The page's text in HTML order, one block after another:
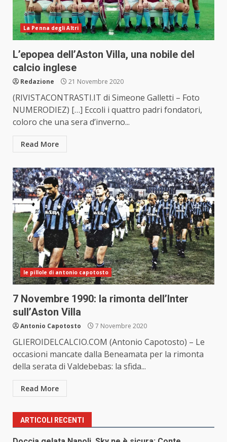
La Penna degli Altri
L’epopea dell’Aston Villa, una nobile del
calcio inglese
Redazione 21 Novembre 2020
(RIVISTACONTRASTI.IT di Simeone Galletti – Foto
NUMERODIEZ) […] Eccoli i quattro padri fondatori,
coloro che una sera d’inverno...
Read More
le pillole di antonio capotosto
7 Novembre 1990: la rimonta dell’Inter
sull’Aston Villa
Antonio Capotosto 7 Novembre 2020
GLIEROIDELCALCIO.COM (Antonio Capotosto) – Le
occasioni mancate dalla Beneamata per la rimonta
della serata di Valdebebas: la sfida...
Read More
ARTICOLI RECENTI